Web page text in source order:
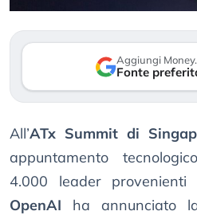
Aggiungi
Fonte
All’ATx Summit di
appuntamento
4.000 leader
OpenAI ha annunciato